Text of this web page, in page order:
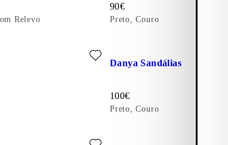
Relevo
Preço:
90€
Preto, Couro
SANDÁLIAS (Preto, Couro)
Danya Sandálias
Preço:
100€
Preto, Couro
SANDÁLIAS (Preto, Couro)